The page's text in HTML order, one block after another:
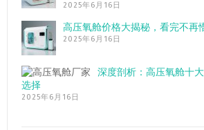
2025年6月16日
高压氧舱价格大揭秘，看完不再
2025年6月16日
深度剖析：高压氧舱十
选择
2025年6月16日